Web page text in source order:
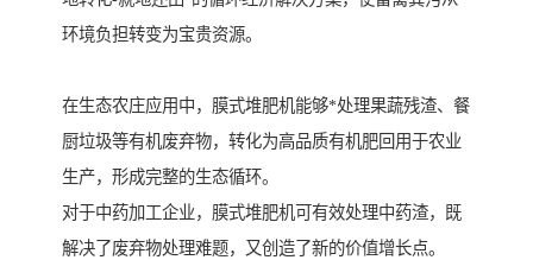
环境负担转变为宝贵资源。
在生态农庄应用中，膜式堆肥机能够*处理果蔬残渣、餐
厨垃圾等有机废弃物，转化为高品质有机肥回用于农业
生产，形成完整的生态循环。
对于中药加工企业，膜式堆肥机可有效处理中药渣，既
解决了废弃物处理难题，又创造了新的价值增长点。